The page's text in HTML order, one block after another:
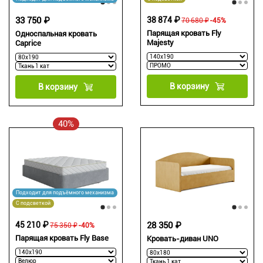
Односпальная кровать
Caprice
33 750 ₽
В корзину
Парящая кровать Fly
Majesty
70 680 ₽
38 874 ₽ -45%
В корзину
40%
Подходит для подъёмного механизма
С подсветкой
Парящая кровать Fly Base
75 350 ₽
45 210 ₽ -40%
Кровать-диван UNO
28 350 ₽